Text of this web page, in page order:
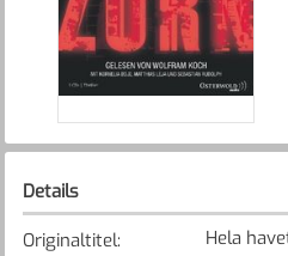
Details
Originaltitel:
Hela